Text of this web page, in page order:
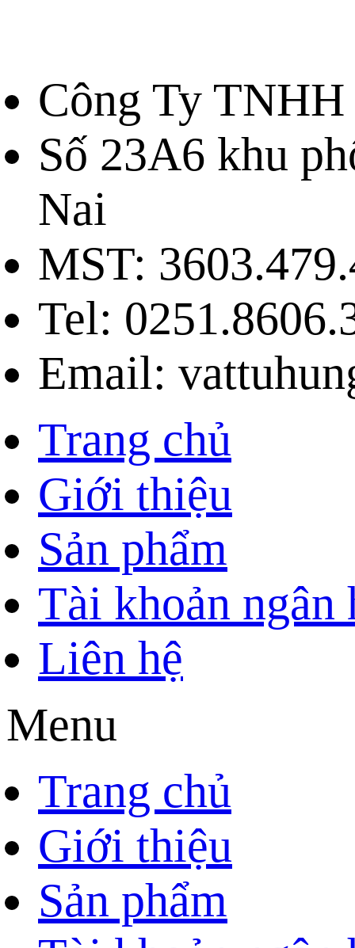
Công Ty
Số 23A6 khu
Nai
MST:
Tel:
Email:
Trang chủ
Giới thiệu
Sản phẩm
Tài khoản ngân
Liên hệ
Menu
Trang chủ
Giới thiệu
Sản phẩm